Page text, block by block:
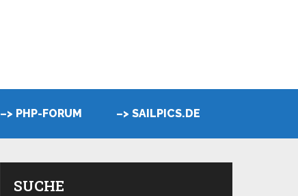
–> PHP-FORUM –> SAILPICS.DE
SUCHE